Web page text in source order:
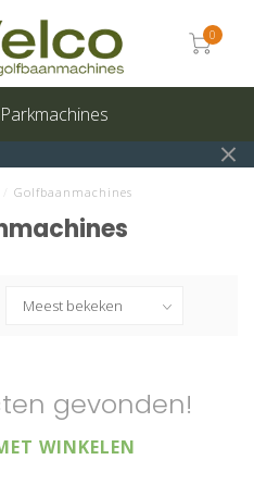
0
Golfbaanmachines
gevonden!
WINKELEN